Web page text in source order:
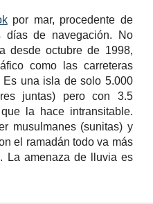
por mar, procedente de
días de navegación. No
desde octubre de 1998,
como las carreteras
una isla de solo 5.000
juntas) pero con 3.5
la hace intransitable.
musulmanes (sunitas) y
el ramadán todo va más
La amenaza de lluvia es